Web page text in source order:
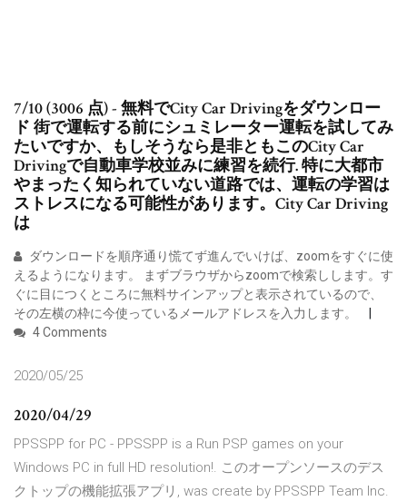
7/10 (3006 点) - 無料でCity Car Drivingをダウンロー
ド 街で運転する前にシュミレーター運転を試してみ
たいですか、もしそうなら是非ともこのCity Car
Drivingで自動車学校並みに練習を続行. 特に大都市
やまったく知られていない道路では、運転の学習は
ストレスになる可能性があります。City Car Driving
は
ダウンロードを順序通り慌てず進んでいけば、zoomをすぐに使
えるようになります。 まずブラウザからzoomで検索しします。す
ぐに目につくところに無料サインアップと表示されているので、
その左横の枠に今使っているメールアドレスを入力します。
4 Comments
2020/05/25
2020/04/29
PPSSPP for PC - PPSSPP is a Run PSP games on your
Windows PC in full HD resolution!. このオープンソースのデス
クトップの機能拡張アプリ, was create by PPSSPP Team Inc.